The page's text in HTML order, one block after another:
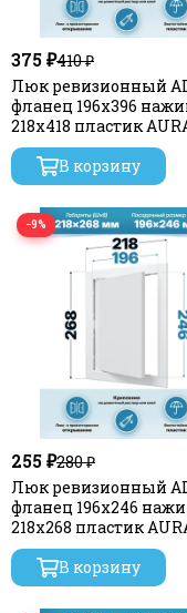
375 ₽410 ₽
Люк ревизионный
фланец 196х396
218х418 пластик
В корзину
−9%
255 ₽280 ₽
Люк ревизионный
фланец 196х246
218х268 пластик
В корзину